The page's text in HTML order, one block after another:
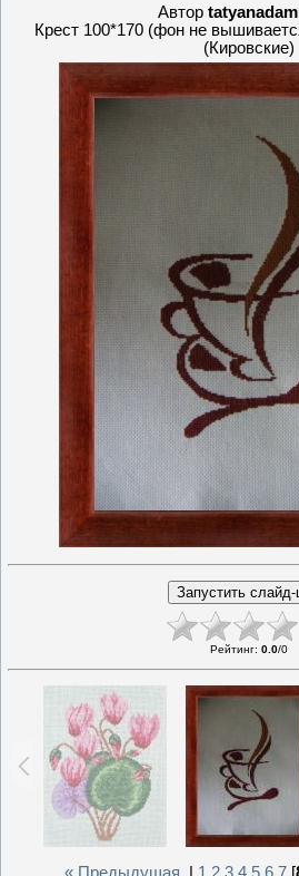
Автор
Крест 100*170 (фон не
(Кировские)
Рейтинг: 0.0/0
« Предыдущая 1 2 3 4 5 6 7 [